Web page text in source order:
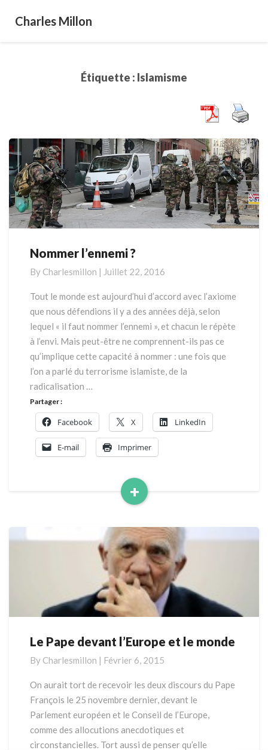
Charles Millon
Étiquette : Islamisme
Nommer
?
Nommer l’ennemi ?
By Charlesmillon | Juillet 22, 2016
Tout le monde est aujourd’hui d’accord avec l’axiome
que nous défendions il y a des années déjà, selon
lequel « il faut nommer l’ennemi », et chacun le répète
à l’envi. Mais peut-être ne comprennent-ils pas ce
qu’implique cette capacité à nommer : une fois que
l’on a parlé du terrorisme islamiste, de la
radicalisation …
+
Read
Partager :
Facebook X LinkedIn
E-mail Imprimer
Le
devant
l’Europe
le
monde
Le Pape devant l’Europe et le monde
By Charlesmillon | Février 6, 2015
On aurait tort de recevoir les deux discours du Pape
François le 25 novembre dernier, devant le
Parlement européen et le Conseil de l’Europe,
comme des allocutions anecdotiques et
circonstancielles. Tort aussi de penser qu’elle